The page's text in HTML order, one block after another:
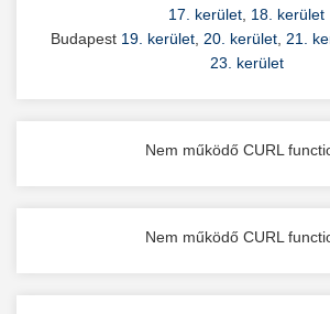
17. kerület 18. kerület
Budapest 19. kerület 20. kerület 21.
23. kerület
Nem működő CURL
Nem működő CURL